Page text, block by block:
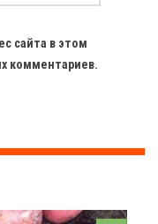
сайта в этом
комментариев.